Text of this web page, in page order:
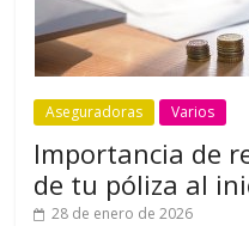
Aseguradoras Varios
Importancia de
de tu póliza al
28 de enero de 2026